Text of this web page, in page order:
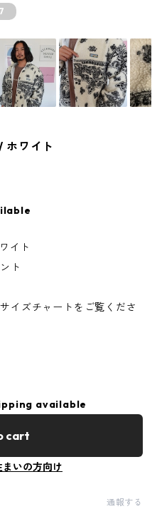
ホワイト
イト
ト
イズチャートをご覧くださ
available
cart
いの方向け
通報する